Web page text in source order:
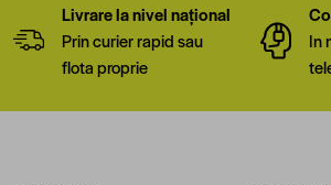
Livrare la nivel național
Prin curier rapid sau
flota proprie
In